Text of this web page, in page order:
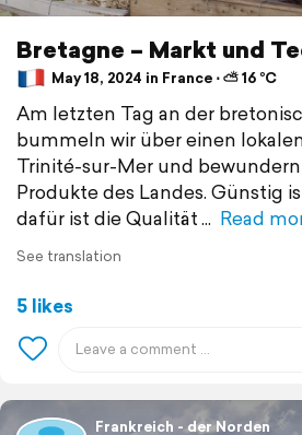
Bretagne – Markt und
May 18, 2024 in France ⋅ ⛅ 16 °C
Am letzten Tag an der
bummeln wir über einen
Trinité-sur-Mer und
Produkte des Landes. Günstig
dafür ist die Qualität
Read
See translation
5 likes
Frankreich - der Norden